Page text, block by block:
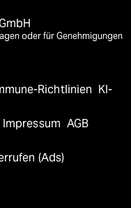
oder für Genehmigungen
Richtlinien KI-
Impressum AGB
(Ads)